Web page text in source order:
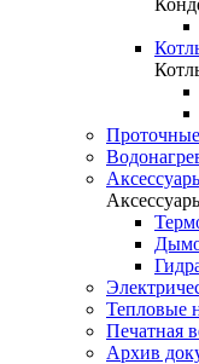
Тепловые
Печатная
Архив